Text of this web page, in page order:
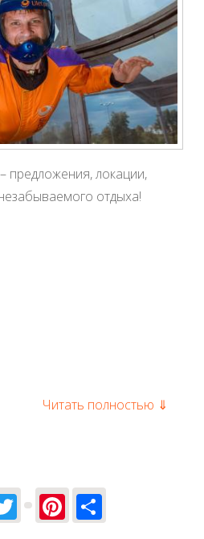
– предложения, локации,
отдыха!
Читать полностью ⇓
TwitterPinterest